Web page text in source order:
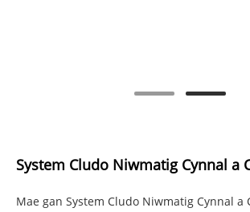
System Cludo Niwmatig Cynnal a
Mae gan System Cludo Niwmatig Cynnal a